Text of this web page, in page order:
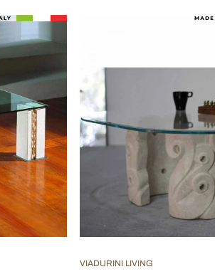
VIADURINI LIVING